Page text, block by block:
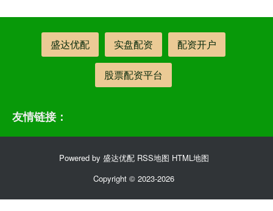
盛达优配 实盘配资 配资开户
股票配资平台
友情链接：
Powered by 盛达优配 RSS地图 HTML地图
Copyright © 2023-2026